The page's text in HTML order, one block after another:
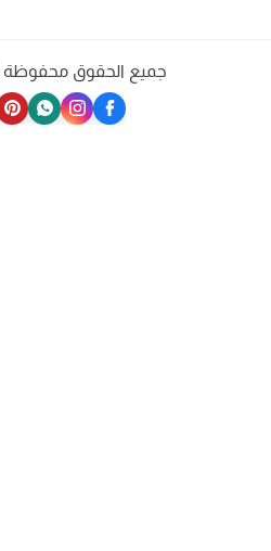
جميع الحقوق محفوظة ©